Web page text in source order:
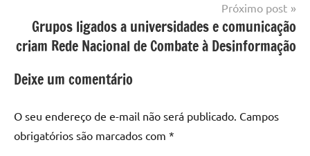
Próximo post
Grupos ligados a universidades e comunicação
criam Rede Nacional de Combate à Desinformação
Deixe um comentário
O seu endereço de e-mail não será publicado. Campos
obrigatórios são marcados com *